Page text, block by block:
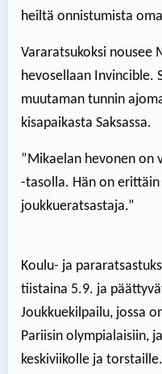
heiltä onnistumista
Vararatsukoksi nousee
hevosellaan Invincible.
muutaman tunnin
kisapaikasta Saksassa.
”Mikaelan hevonen on
-tasolla. Hän on
joukkueratsastaja.”
Koulu- ja
tiistaina 5.9. ja
Joukkuekilpailu, jossa
Pariisin olympialaisiin,
keskiviikolle ja